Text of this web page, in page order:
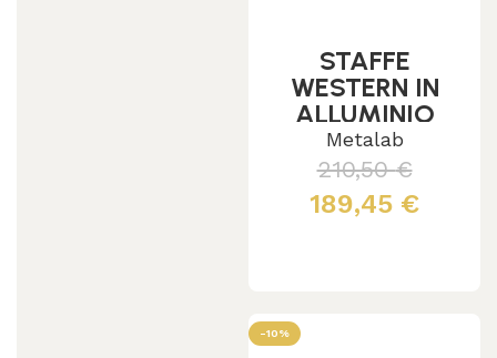
STAFFE
WESTERN IN
ALLUMINIO
DECORATE
MODELLO
SHOW
Metalab
210,50€
189,45 €
-10%